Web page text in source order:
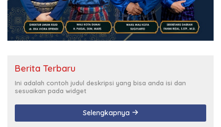
Berita Terbaru
Ini adalah contoh judul deskripsi yang bisa anda isi dan
sesuaikan pada widget
Selengkapnya